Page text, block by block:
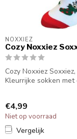
NOXXIEZ
Cozy Noxxiez
Cozy Noxxiez Soxxiez,
Kleurrijke sokken met
€4,99
Niet op voorraad
Vergelijk